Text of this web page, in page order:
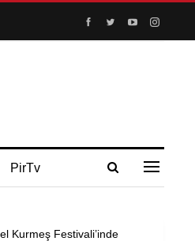
PirTv
Kurmeş Festivali’inde